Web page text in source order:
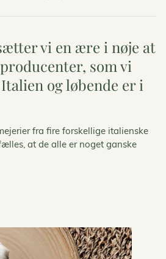
vi en ære i nøje at
som vi
og løbende er i
fra fire forskellige italienske
at de alle er noget ganske